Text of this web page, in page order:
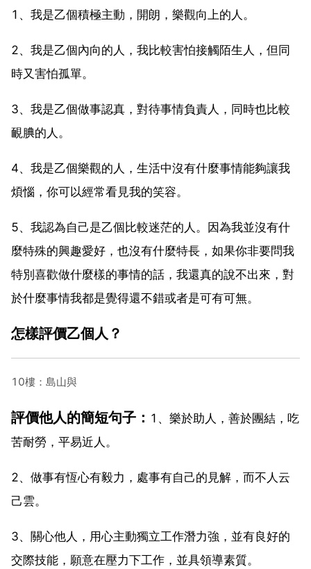
1、我是乙個積極主動，開朗，樂觀向上的人。
2、我是乙個內向的人，我比較害怕接觸陌生人，但同
時又害怕孤單。
3、我是乙個做事認真，對待事情負責人，同時也比較
靦腆的人。
4、我是乙個樂觀的人，生活中沒有什麼事情能夠讓我
煩惱，你可以經常看見我的笑容。
5、我認為自己是乙個比較迷茫的人。因為我並沒有什
麼特殊的興趣愛好，也沒有什麼特長，如果你非要問我
特別喜歡做什麼樣的事情的話，我還真的說不出來，對
於什麼事情我都是覺得還不錯或者是可有可無。
怎樣評價乙個人？
10樓：島山與
評價他人的簡短句子： 1、樂於助人，善於團結，吃
苦耐勞，平易近人。
2、做事有恆心有毅力，處事有自己的見解，而不人云
己雲。
3、關心他人，用心主動獨立工作潛力強，並有良好的
交際技能，願意在壓力下工作，並具領導素質。